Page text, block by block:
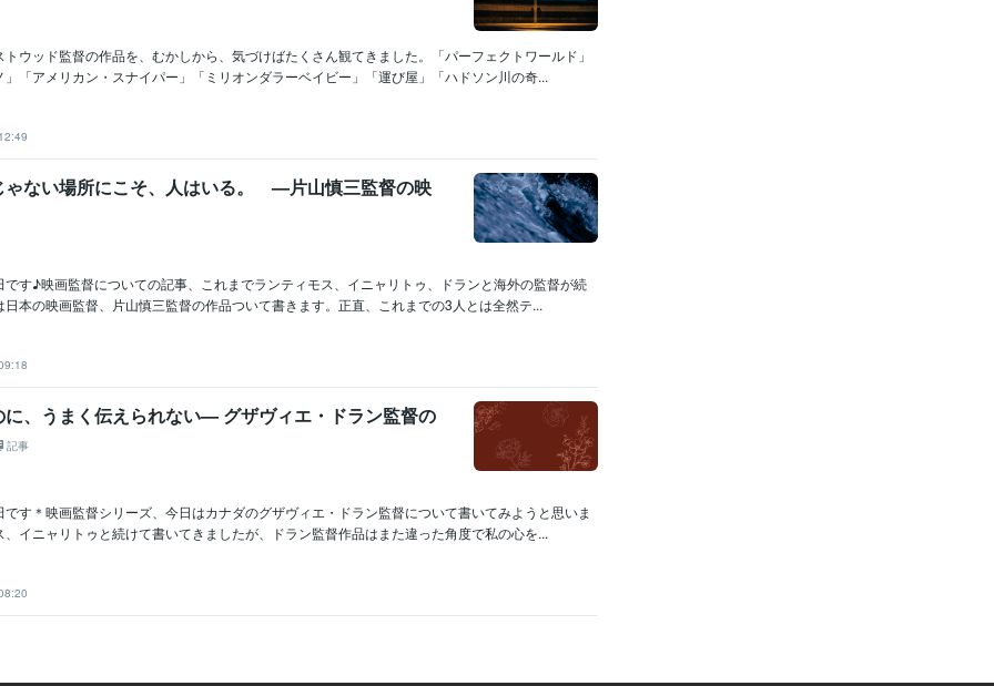
ウッド監督の作品を、むかしから、気づけばたくさん観てきました。「パーフェクトワールド」
「アメリカン・スナイパー」「ミリオンダラーベイビー」「運び屋」「ハドソン川の奇...
ゃない場所にこそ、人はいる。 —片山慎三監督の映
です♪映画監督についての記事、これまでランティモス、イニャリトゥ、ドランと海外の監督が続
本の映画監督、片山慎三監督の作品ついて書きます。正直、これまでの3人とは全然テ...
に、うまく伝えられない— グザヴィエ・ドラン監督の
記事
す＊映画監督シリーズ、今日はカナダのグザヴィエ・ドラン監督について書いてみようと思いま
イニャリトゥと続けて書いてきましたが、ドラン監督作品はまた違った角度で私の心を...